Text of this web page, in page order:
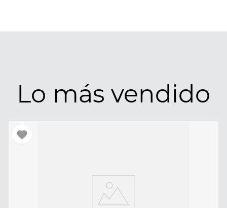
Lo más vendido